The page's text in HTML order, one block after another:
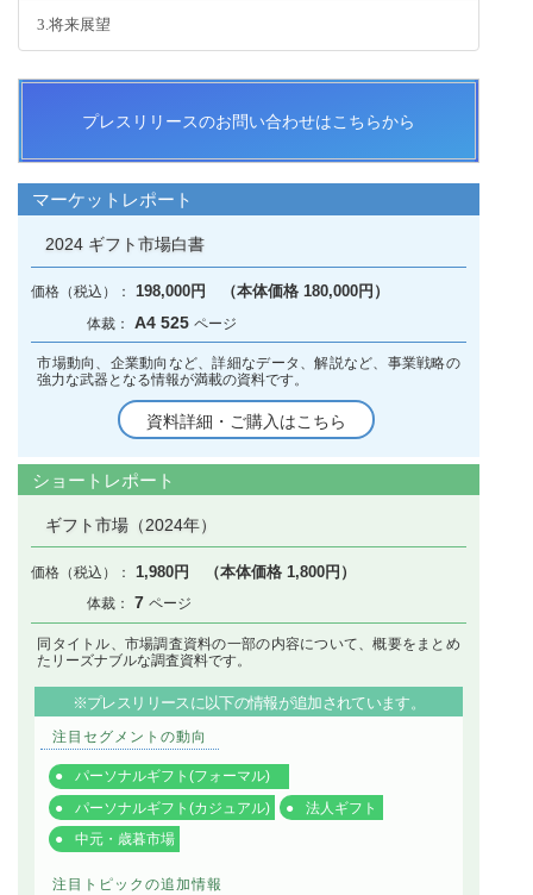
3.将来展望
プレスリリースのお問い合わせはこちらから
マーケットレポート
2024 ギフト市場白書
198,000円 （本体価格 180,000円）
A4 525
市場動向、企業動向など、詳細なデータ、解説など、事業戦略の
強力な武器となる情報が満載の資料です。
資料詳細・ご購入はこちら
ショートレポート
ギフト市場（2024年）
1,980円 （本体価格 1,800円）
7
同タイトル、市場調査資料の一部の内容について、概要をまとめ
たリーズナブルな調査資料です。
※プレスリリースに以下の情報が追加されています。
注目セグメントの動向
パーソナルギフト(フォーマル)
パーソナルギフト(カジュアル)
法人ギフト
中元・歳暮市場
注目トピックの追加情報